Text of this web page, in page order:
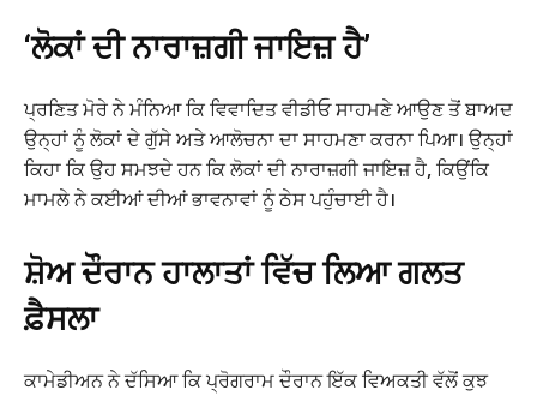
‘ਲੋਕਾਂ ਦੀ ਨਾਰਾਜ਼ਗੀ ਜਾਇਜ਼ ਹੈ’
ਪ੍ਰਣਿਤ ਮੋਰੇ ਨੇ ਮੰਨਿਆ ਕਿ ਵਿਵਾਦਿਤ ਵੀਡੀਓ ਸਾਹਮਣੇ ਆਉਣ ਤੋਂ ਬਾਅਦ
ਉਨ੍ਹਾਂ ਨੂੰ ਲੋਕਾਂ ਦੇ ਗੁੱਸੇ ਅਤੇ ਆਲੋਚਨਾ ਦਾ ਸਾਹਮਣਾ ਕਰਨਾ ਪਿਆ। ਉਨ੍ਹਾਂ
ਕਿਹਾ ਕਿ ਉਹ ਸਮਝਦੇ ਹਨ ਕਿ ਲੋਕਾਂ ਦੀ ਨਾਰਾਜ਼ਗੀ ਜਾਇਜ਼ ਹੈ, ਕਿਉਂਕਿ
ਮਾਮਲੇ ਨੇ ਕਈਆਂ ਦੀਆਂ ਭਾਵਨਾਵਾਂ ਨੂੰ ਠੇਸ ਪਹੁੰਚਾਈ ਹੈ।
ਸ਼ੋਅ ਦੌਰਾਨ ਹਾਲਾਤਾਂ ਵਿੱਚ ਲਿਆ ਗਲਤ
ਫ਼ੈਸਲਾ
ਕਾਮੇਡੀਅਨ ਨੇ ਦੱਸਿਆ ਕਿ ਪ੍ਰੋਗਰਾਮ ਦੌਰਾਨ ਇੱਕ ਵਿਅਕਤੀ ਵੱਲੋਂ ਕੁਝ